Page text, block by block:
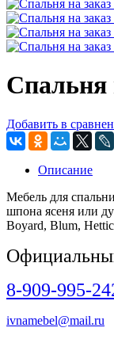
Спальня
Добавить в
Описание
Мебель для
шпона ясеня или
Boyard, Blum,
8-909-995-
ivnamebel@mail.ru